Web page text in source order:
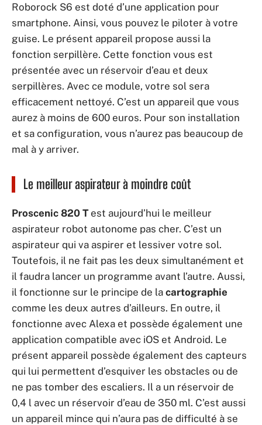
Roborock S6 est doté d’une application pour
smartphone. Ainsi, vous pouvez le piloter à votre
guise. Le présent appareil propose aussi la
fonction serpillère. Cette fonction vous est
présentée avec un réservoir d’eau et deux
serpillères. Avec ce module, votre sol sera
efficacement nettoyé. C’est un appareil que vous
aurez à moins de 600 euros. Pour son installation
et sa configuration, vous n’aurez pas beaucoup de
mal à y arriver.
Le meilleur aspirateur à moindre coût
Proscenic 820 Test aujourd’hui le meilleur
aspirateur robot autonome pas cher. C’est un
aspirateur qui va aspirer et lessiver votre sol.
Toutefois, il ne fait pas les deux simultanément et
il faudra lancer un programme avant l’autre. Aussi,
il fonctionne sur le principe de la cartographie
comme les deux autres d’ailleurs. En outre, il
fonctionne avec Alexa et possède également une
application compatible avec iOS et Android. Le
présent appareil possède également des capteurs
qui lui permettent d’esquiver les obstacles ou de
ne pas tomber des escaliers. Il a un réservoir de
0,4 l avec un réservoir d’eau de 350 ml. C’est aussi
un appareil mince qui n’aura pas de difficulté à se